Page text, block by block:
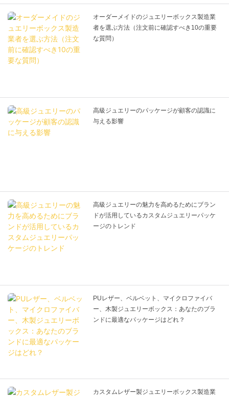
オーダーメイドのジュエリーボックス製造業
者を選ぶ方法（注文前に確認すべき10の重要
な質問）
高級ジュエリーのパッケージが顧客の認識に
与える影響
高級ジュエリーの魅力を高めるためにブラン
ドが活用しているカスタムジュエリーパッケ
ージのトレンド
PUレザー、ベルベット、マイクロファイバ
ー、木製ジュエリーボックス：あなたのブラ
ンドに最適なパッケージはどれ？
カスタムレザー製ジュエリーボックス製造業